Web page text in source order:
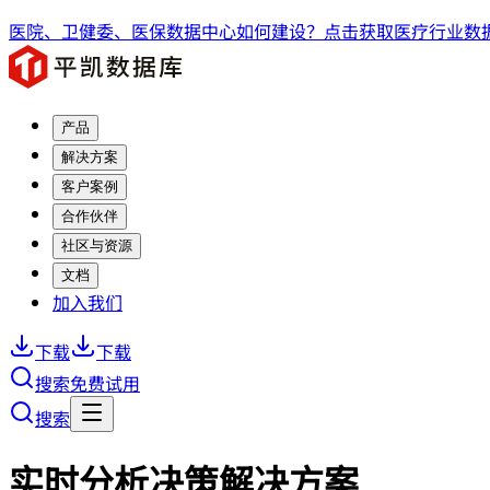
医院、卫健委、医保数据中心如何建设？点击获取医疗行业
产品
解决方案
客户案例
合作伙伴
社区与资源
文档
加入我们
下载
下载
搜索免费试用
搜索